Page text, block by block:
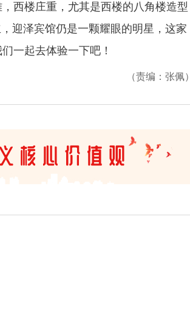
西楼庄重，尤其是西楼的八角楼造型
迎泽宾馆仍是一颗耀眼的明星，这家
一起去体验一下吧！
（责编：张佩）